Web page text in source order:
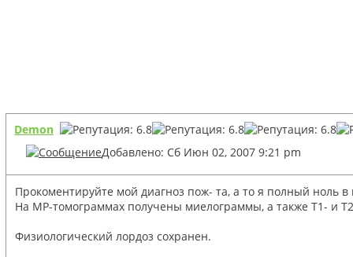
Demon
Добавлено: Сб Июн 02, 2007 9:21 pm
Прокоментируйте мой диагноз пож- та, а то я полный ноль в
На МР-томограммах получены миелограммы, а также Т1- и
Физиологический лордоз сохранен.